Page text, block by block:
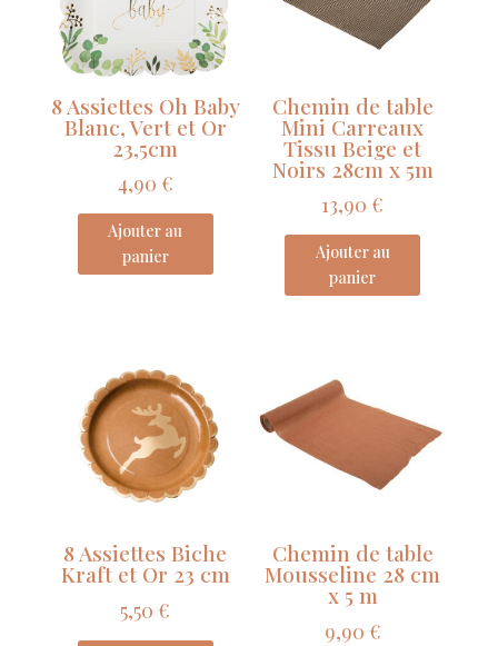
Coffee
Naturel
x
5
2,5cm
8 Assiettes Oh Baby
Blanc, Vert et Or
23,5cm
4,90 €
Ajouter au
panier
Chemin de table
Mini Carreaux
Tissu Beige et
Noirs 28cm x 5m
13,90 €
Ajouter au
panier
8 Assiettes Biche
Kraft et Or 23 cm
5,50 €
Chemin de table
Mousseline 28 cm
x 5 m
9,90 €